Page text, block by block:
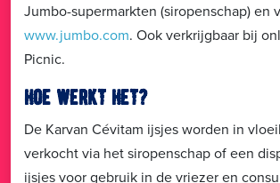
Jumbo-supermarkten (siropenschap) en
www.jumbo.com. Ook verkrijgbaar bij
Picnic.
hoe werkt het?
De Karvan Cévitam ijsjes worden in
verkocht via het siropenschap of een
ijsjes voor gebruik in de vriezer en